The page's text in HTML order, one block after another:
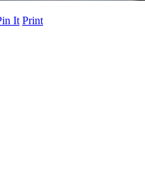
It Print